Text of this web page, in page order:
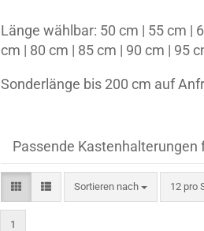
Länge wählbar: 50 cm | 55 cm |
cm | 80 cm | 85 cm | 90 cm | 95
Sonderlänge bis 200 cm auf
Passende Kastenhalterungen
Sortieren nach
Sortieren nach 12 pro
pro
1